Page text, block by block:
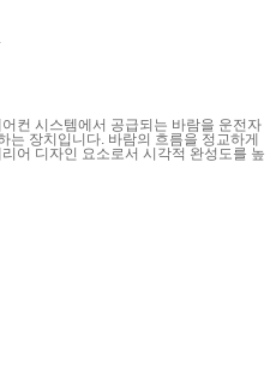
컨 시스템에서 공급되는 바람을 운전자
는 장치입니다. 바람의 흐름을 정교하게
어 디자인 요소로서 시각적 완성도를 높